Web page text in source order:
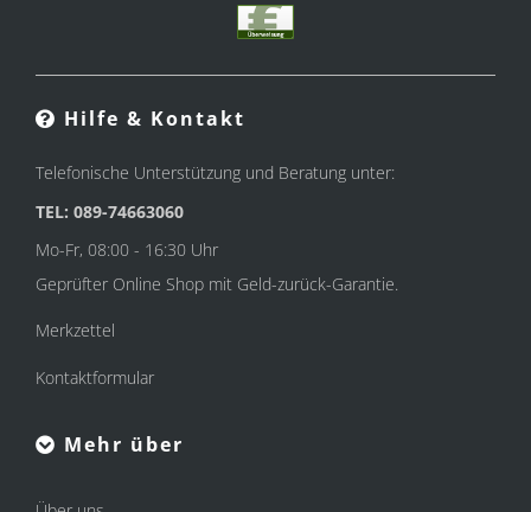
Hilfe & Kontakt
Telefonische Unterstützung und Beratung unter:
TEL: 089-74663060
Mo-Fr, 08:00 - 16:30 Uhr
Geprüfter Online Shop mit Geld-zurück-Garantie.
Merkzettel
Kontaktformular
Mehr über